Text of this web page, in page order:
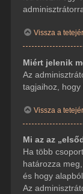
Vissza a
Miért jelenik
Az
tagjaihoz, hogy
Vissza a
Mi az az
Ha több
határozza
és hogy
Az